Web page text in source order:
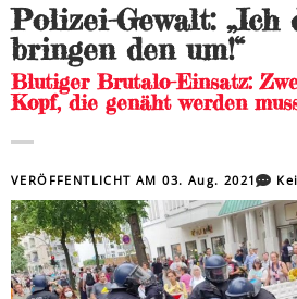
Polizei-Gewalt: „Ich
bringen den um!“
Blutiger Brutalo-Einsatz:
Kopf, die genäht werden
VERÖFFENTLICHT AM03. Aug. 2021